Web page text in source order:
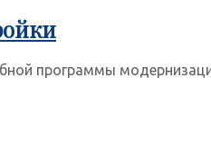
программы